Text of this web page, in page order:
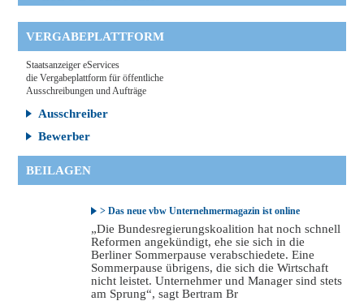
VERGABEPLATTFORM
Staatsanzeiger eServices
die Vergabeplattform für öffentliche
Ausschreibungen und Aufträge
Ausschreiber
Bewerber
BEILAGEN
> Das neue vbw Unternehmermagazin ist online
„Die Bundesregierungskoalition hat noch schnell
Reformen angekündigt, ehe sie sich in die
Berliner Sommerpause verabschiedete. Eine
Sommerpause übrigens, die sich die Wirtschaft
nicht leistet. Unternehmer und Manager sind stets
am Sprung“, sagt Bertram Br